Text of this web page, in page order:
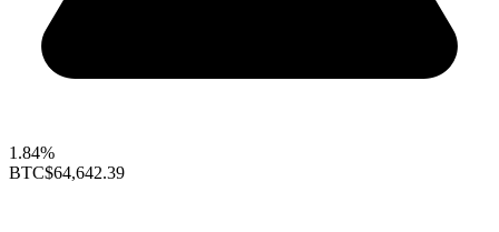
1.84%
BTC$64,642.39